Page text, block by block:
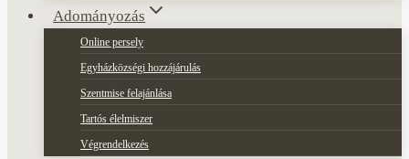
Adományozás
Online persely
Egyházközségi hozzájárulás
Szentmise felajánlása
Tartós élelmiszer
Végrendelkezés